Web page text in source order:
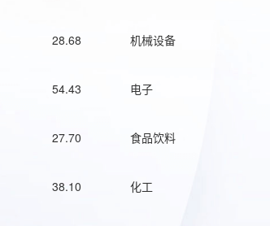
28.68 机械设备
54.43 电子
27.70 食品饮料
38.10 化工